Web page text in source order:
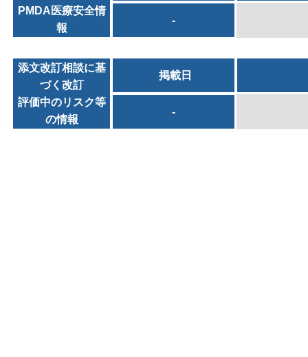
PMDA医療安全情
報
-
添文改訂相談に基
づく改訂
評価中のリスク等
の情報
掲載日
-